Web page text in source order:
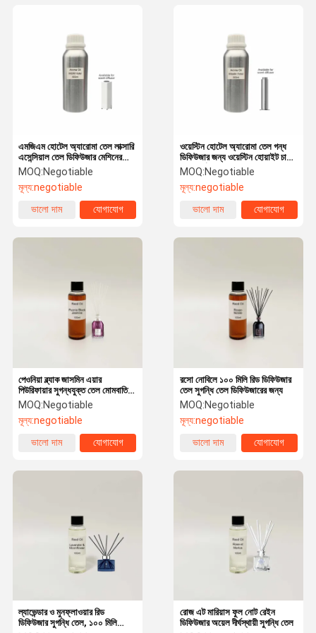
ওয়েস্টিন হোটেল অ্যারোমা তেল গন্ধ
ডিফিউজার জন্য ওয়েস্টিন হোয়াইট চা
অপরিহার্য তেল
MOQ:Negotiable
মূল্য:negotiable
ভালো দাম
যোগাযোগ
এমজিএম হোটেল অ্যারোমা তেল লাক্সারি
এসেন্সিয়াল তেল ডিফিউজার মেশিনের
জন্য
MOQ:Negotiable
মূল্য:negotiable
ভালো দাম
যোগাযোগ
রসো নোবিলে ১০০ মিলি রিড ডিফিউজার
তেল সুগন্ধি তেল ডিফিউজারের জন্য
MOQ:Negotiable
মূল্য:negotiable
ভালো দাম
যোগাযোগ
পেওনিয়া ব্ল্যাক জাসমিন এয়ার
পিউরিফায়ার সুগন্ধযুক্ত তেল মোমবাতি
সুগন্ধযুক্ত তেল
MOQ:Negotiable
মূল্য:negotiable
ভালো দাম
যোগাযোগ
রোজ এট মারিয়াস ফুল নোট রেইন
ডিফিউজার অয়েল দীর্ঘস্থায়ী সুগন্ধি তেল
ল্যাভেন্ডার ও মুনফ্লাওয়ার রিড
ডিফিউজার সুগন্ধি তেল, ১০০ মিলি